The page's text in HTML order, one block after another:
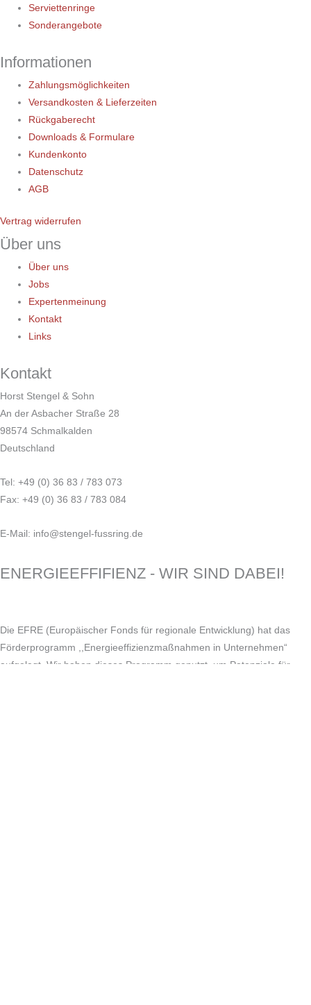
Serviettenringe
Sonderangebote
Informationen
Zahlungsmöglichkeiten
Versandkosten & Lieferzeiten
Rückgaberecht
Downloads & Formulare
Kundenkonto
Datenschutz
AGB
Vertrag widerrufen
Über uns
Über uns
Jobs
Expertenmeinung
Kontakt
Links
Kontakt
Horst Stengel & Sohn
An der Asbacher Straße 28
98574 Schmalkalden
Deutschland
Tel: +49 (0) 36 83 / 783 073
Fax: +49 (0) 36 83 / 783 084
E-Mail: info@stengel-fussring.de
ENERGIEEFFIFIENZ - WIR SIND DABEI!
Die EFRE (Europäischer Fonds für regionale Entwicklung) hat das
Förderprogramm ,,Energieeffizienzmaßnahmen in Unternehmen“
aufgelegt. Wir haben dieses Programm genutzt, um Potenziale für